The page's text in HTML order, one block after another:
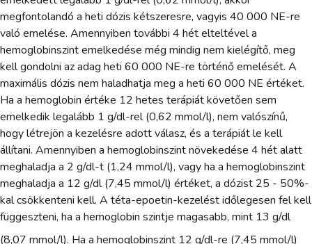
megfontolandó a heti dózis kétszeresre, vagyis 40 000 NE-re
való emelése. Amennyiben további 4 hét elteltével a
hemoglobinszint emelkedése még mindig nem kielégítő, meg
kell gondolni az adag heti 60 000 NE-re történő emelését. A
maximális dózis nem haladhatja meg a heti 60 000 NE értéket.
Ha a hemoglobin értéke 12 hetes terápiát követően sem
emelkedik legalább 1 g/dl-rel (0,62 mmol/l), nem valószínű,
hogy létrejön a kezelésre adott válasz, és a terápiát le kell
állítani. Amennyiben a hemoglobinszint növekedése 4 hét alatt
meghaladja a 2 g/dl-t (1,24 mmol/l), vagy ha a hemoglobinszint
meghaladja a 12 g/dl (7,45 mmol/l) értéket, a dózist 25 - 50%-
kal csökkenteni kell. A téta-epoetin-kezelést időlegesen fel kell
függeszteni, ha a hemoglobin szintje magasabb, mint 13 g/dl
(8,07 mmol/l). Ha a hemoglobinszint 12 g/dl-re (7,45 mmol/l)